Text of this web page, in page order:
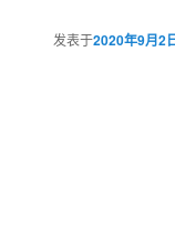
发表于2020年9月2